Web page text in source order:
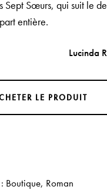
Sept Sœurs, qui suit le
entière.
Lucinda
LE PRODUIT
Boutique, Roman